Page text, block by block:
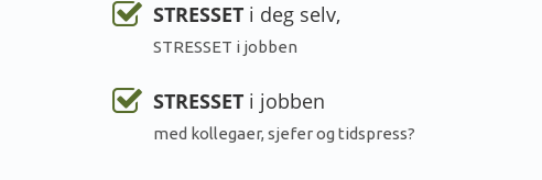
STRESSET i deg selv,
STRESSET i jobben
STRESSET i jobben
med kollegaer, sjefer og tidspress?